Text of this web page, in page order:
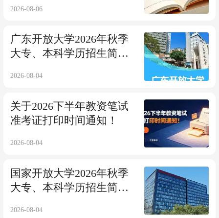
2026-08-06
广东开放大学2026年秋季
大专、本科学历招生简章
2026-08-04
关于2026下半年教资笔试
准考证打印时间通知！
2026-08-04
国家开放大学2026年秋季
大专、本科学历招生简章~
2026-08-04